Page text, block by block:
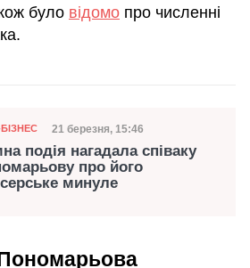
було відомо про численні
Дата публікації
21 березня, 15:46
подія нагадала співаку
про його
минуле